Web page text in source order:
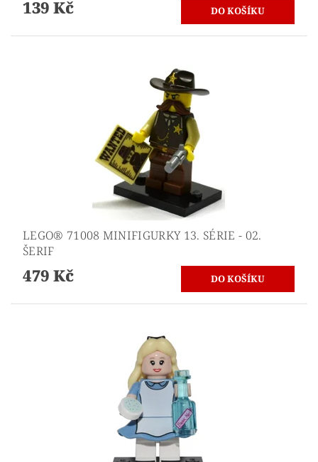
139 Kč
LEGO® 71008 MINIFIGURKY 13. SÉRIE - 02.
ŠERIF
479 Kč